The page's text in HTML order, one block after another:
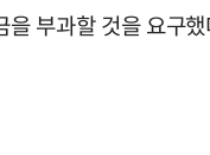
부과할 것을 요구